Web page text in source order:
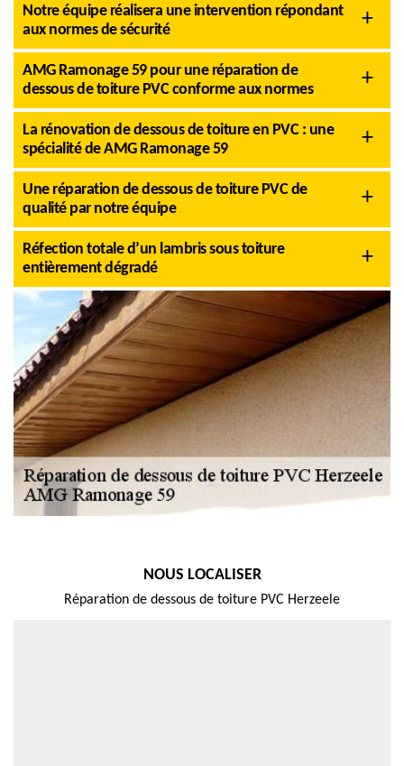
Notre équipe réalisera une intervention répondant
aux normes de sécurité
AMG Ramonage 59 pour une réparation de
dessous de toiture PVC conforme aux normes
La rénovation de dessous de toiture en PVC : une
spécialité de AMG Ramonage 59
Une réparation de dessous de toiture PVC de
qualité par notre équipe
Réfection totale d’un lambris sous toiture
entièrement dégradé
NOUS LOCALISER
Réparation de dessous de toiture PVC Herzeele